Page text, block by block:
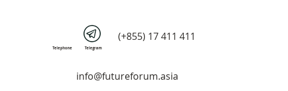
Telephone
(+855) 17 411 411
Telegram
info@futureforum.asia